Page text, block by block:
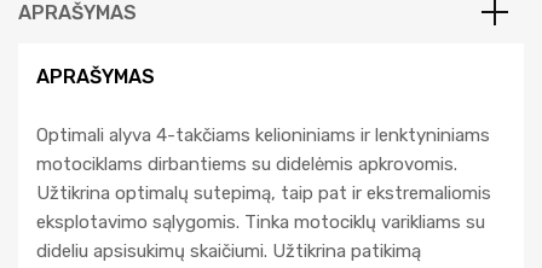
APRAŠYMAS
APRAŠYMAS
Optimali alyva 4-takčiams kelioniniams ir lenktyniniams
motociklams dirbantiems su didelėmis apkrovomis.
Užtikrina optimalų sutepimą, taip pat ir ekstremaliomis
eksplotavimo sąlygomis. Tinka motociklų varikliams su
dideliu apsisukimų skaičiumi. Užtikrina patikimą